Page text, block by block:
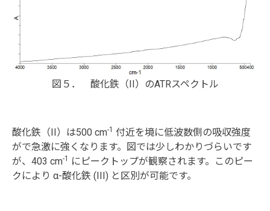
図５． 酸化鉄（II）のATRスペクトル
酸化鉄（II）は500 cm-1 付近を境に低波数側の吸収強度
がで急激に強くなります。図では少しわかりづらいです
が、403 cm-1
にピークトップが観察されます。このピー
クにより α-酸化鉄 (III) と区別が可能です。